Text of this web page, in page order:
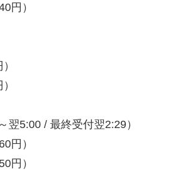
円）
翌5:00 / 最終受付翌2:29）
円）
円）